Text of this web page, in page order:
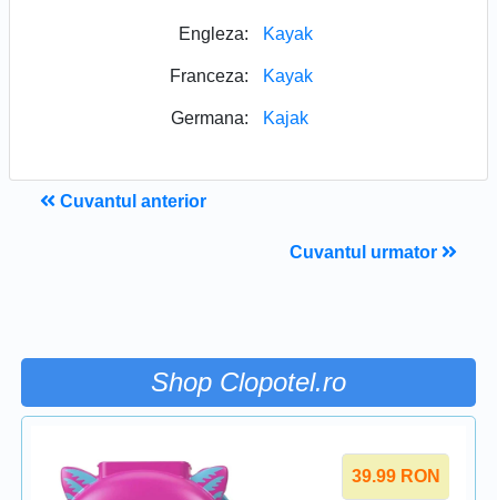
Engleza: Kayak
Franceza: Kayak
Germana: Kajak
Cuvantul anterior
Cuvantul urmator
Shop Clopotel.ro
39.99 RON